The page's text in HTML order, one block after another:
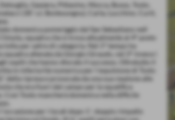
Gazzera, Pittavino, Mocca, Busso, Tosto,
(30´ s.t. Bonkoungou), Carta, Lucchino. Curti,
domenica pomeriggio dal San Sebastiano nell
squadra che si trova attualmente al 4° posto
lotta per salire di categoria. Nel 1° tempo ha
allenata da Giorgio Giraudo, nel 2° invece i
ospiti che hanno sfiorato il successo. Oltretutto il
in inferiorità numerica per l´espulsione di Tosto
della ripresa e provocata da una sua reazione alle
che era fuori dal campo per la squalifica
Così Tosto mancherà domenica nella difficile
per i locali dopo 1´: doppio rimpallo